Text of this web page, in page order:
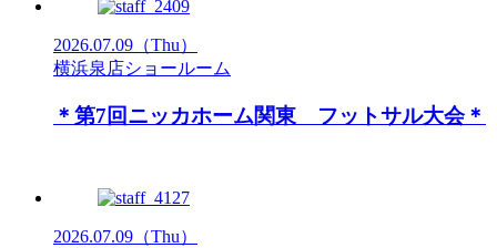
2026.07.09 （Thu）
横浜泉店ショールーム
＊第7回ニッカホーム関東 フットサル大会＊
2026.07.09 （Thu）